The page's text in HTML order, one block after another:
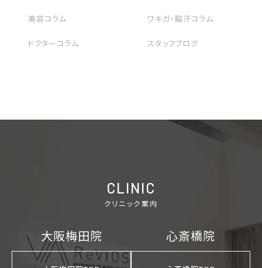
美容コラム ワキガ・脇汗コラム
ドクターコラム スタッフブログ
CLINIC
クリニック案内
大阪梅田院 心斎橋院